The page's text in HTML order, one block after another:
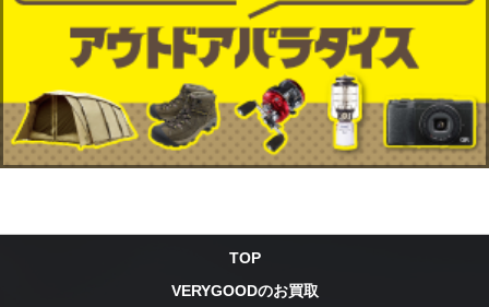
TOP
VERYGOODのお買取